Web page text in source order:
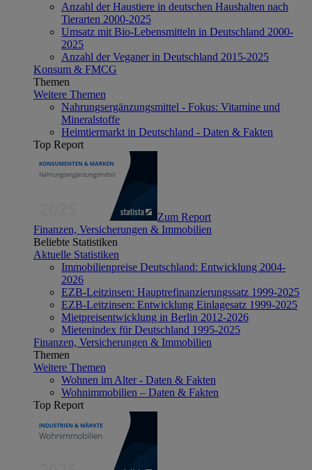
Anzahl der Haustiere in deutschen Haushalten nach
Tierarten 2000-2025
Umsatz mit Bio-Lebensmitteln in Deutschland 2000-
2025
Anzahl der Veganer in Deutschland 2015-2025
Konsum & FMCG
Themen
Weitere Themen
Nahrungsergänzungsmittel - Fokus: Vitamine und
Mineralstoffe
Heimtiermarkt in Deutschland - Daten & Fakten
Top Report
Zum Report
Finanzen, Versicherungen & Immobilien
Beliebte Statistiken
Aktuelle Statistiken
Immobilienpreise Deutschland: Entwicklung 2004-
2026
EZB-Leitzinsen: Hauptrefinanzierungssatz 1999-2025
EZB-Leitzinsen: Entwicklung Einlagesatz 1999-2025
Mietpreisentwicklung in Berlin 2012-2026
Mietenindex für Deutschland 1995-2025
Finanzen, Versicherungen & Immobilien
Themen
Weitere Themen
Wohnen im Alter - Daten & Fakten
Wohnimmobilien – Daten & Fakten
Top Report